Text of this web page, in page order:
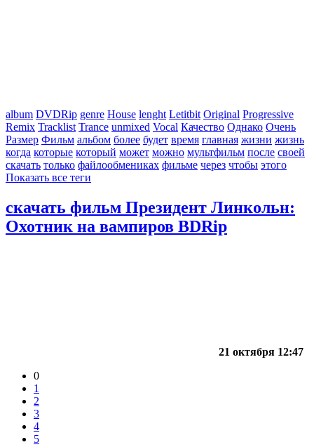
album DVDRip genre House lenght Letitbit Original Progressive
Remix Tracklist Trance unmixed Vocal Качество Однако Очень
Размер Фильм альбом более будет время главная жизни жизнь
когда которые который может можно мультфильм после своей
скачать только файлообмениках фильме через чтобы этого
Показать все теги
скачать фильм Президент Линкольн:
Охотник на вампиров BDRip
21 октября 12:47
0
1
2
3
4
5